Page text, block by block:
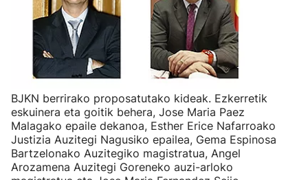
BJKN berrirako proposatutako kideak. Ezkerretik
eskuinera eta goitik behera, Jose Maria Paez
Malagako epaile dekanoa, Esther Erice Nafarroako
Justizia Auzitegi Nagusiko epailea, Gema Espinosa
Bartzelonako Auzitegiko magistratua, Angel
Arozamena Auzitegi Goreneko auzi-arloko